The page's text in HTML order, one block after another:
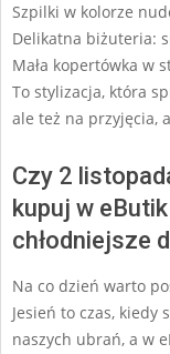
Szpilki w kolorze
Delikatna biżuteria:
Mała kopertówka w
To stylizacja, która
ale też na przyjęcia,
Czy 2
kupuj w
chłodniejsze
Na co dzień warto
Jesień to czas,
naszych ubrań, a w